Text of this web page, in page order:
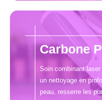
Carbone
Soin combinant
un nettoyage en
peau, resserre les